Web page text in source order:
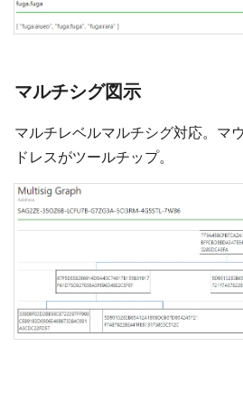
マルチシグ図示
マルチレベルマルチシグ対応。マ
ドレスがツールチップ。